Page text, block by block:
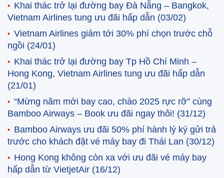
Khai thác trở lại đường bay Đà Nẵng – Bangkok,
Vietnam Airlines tung ưu đãi hấp dẫn (03/02)
Vietnam Airlines giảm tới 30% phí chọn trước chỗ
ngồi (24/01)
Khai thác trở lại đường bay Tp Hồ Chí Minh –
Hong Kong, Vietnam Airlines tung ưu đãi hấp dẫn
(21/01)
“Mừng năm mới bay cao, chào 2025 rực rỡ” cùng
Bamboo Airways – Book ưu đãi ngay thôi! (31/12)
Bamboo Airways ưu đãi 50% phí hành lý ký gửi trả
trước cho khách đặt vé máy bay đi Thái Lan (30/12)
Hong Kong không còn xa với ưu đãi vé máy bay
hấp dẫn từ VietjetAir (16/12)